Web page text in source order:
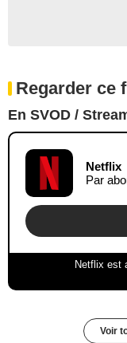
Regarder ce
En SVOD /
Netflix
Par
Netflix est
Voir